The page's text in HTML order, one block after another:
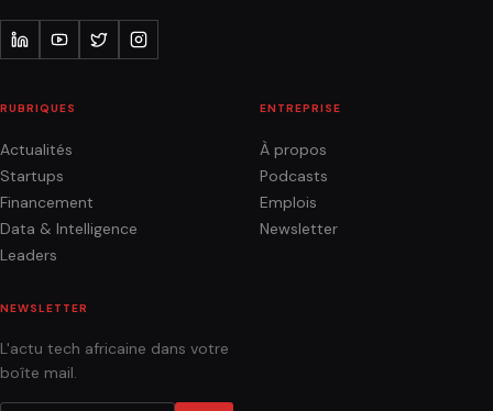
RUBRIQUES
Actualités
Startups
Financement
Data & Intelligence
Leaders
ENTREPRISE
À propos
Podcasts
Emplois
Newsletter
NEWSLETTER
L'actu tech africaine dans votre
boîte mail.